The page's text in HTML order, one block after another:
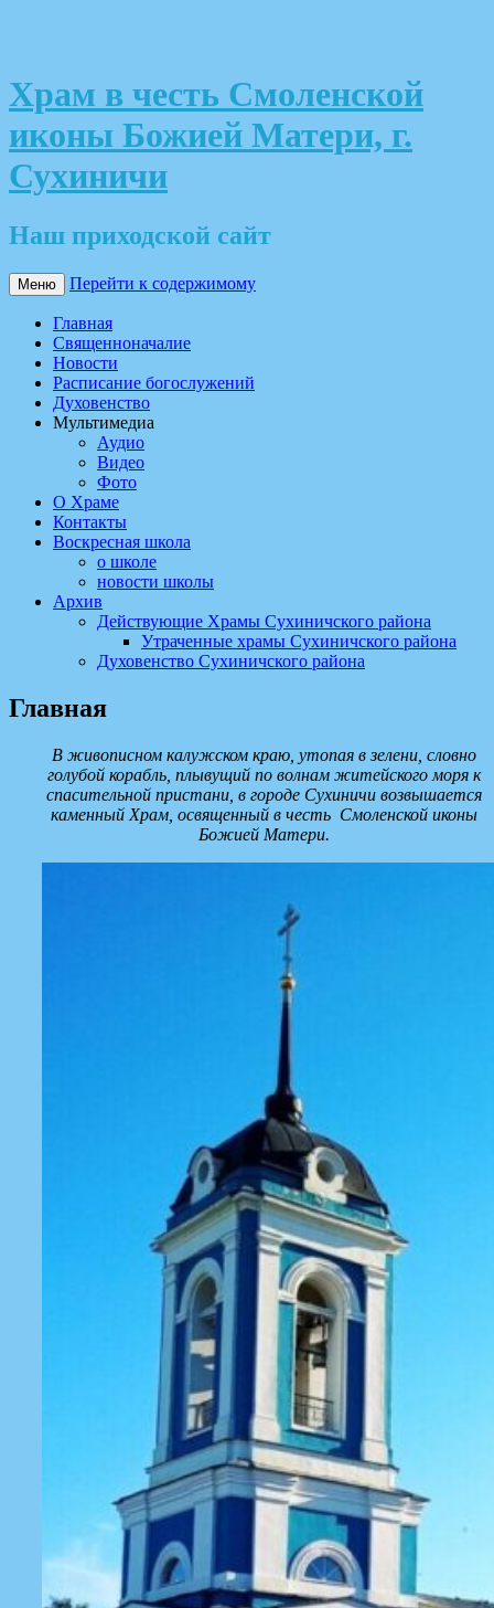
Храм в честь Смоленской
иконы Божией Матери, г.
Сухиничи
Наш приходской сайт
Меню Перейти к содержимому
Главная
Священноначалие
Новости
Расписание богослужений
Духовенство
Мультимедиа
Аудио
Видео
Фото
О Храме
Контакты
Воскресная школа
о школе
новости школы
Архив
Действующие Храмы Сухиничского района
Утраченные храмы Сухиничского района
Духовенство Сухиничского района
Главная
В живописном калужском краю, утопая в зелени, словно
голубой корабль, плывущий по волнам житейского моря к
спасительной пристани, в городе Сухиничи возвышается
каменный Храм, освященный в честь Смоленской иконы
Божией Матери.